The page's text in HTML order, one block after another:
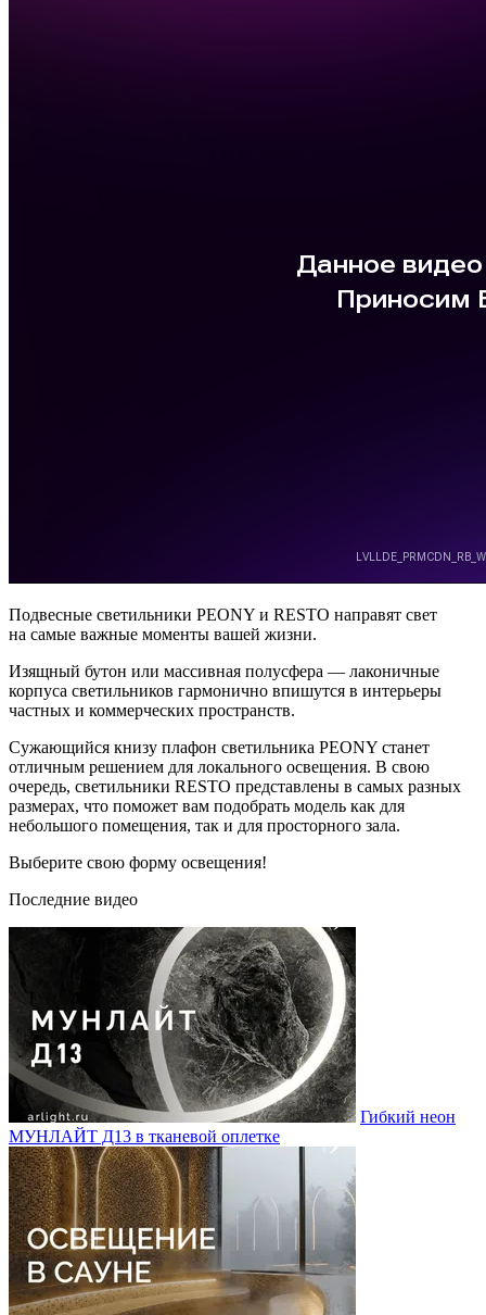
Подвесные светильники PEONY и RESTO направят свет
на самые важные моменты вашей жизни.
Изящный бутон или массивная полусфера — лаконичные
корпуса светильников гармонично впишутся в интерьеры
частных и коммерческих пространств.
Сужающийся книзу плафон светильника PEONY станет
отличным решением для локального освещения. В свою
очередь, светильники RESTO представлены в самых разных
размерах, что поможет вам подобрать модель как для
небольшого помещения, так и для просторного зала.
Выберите свою форму освещения!
Последние видео
Гибкий неон
МУНЛАЙТ Д13 в тканевой оплетке